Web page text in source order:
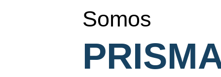
Somos